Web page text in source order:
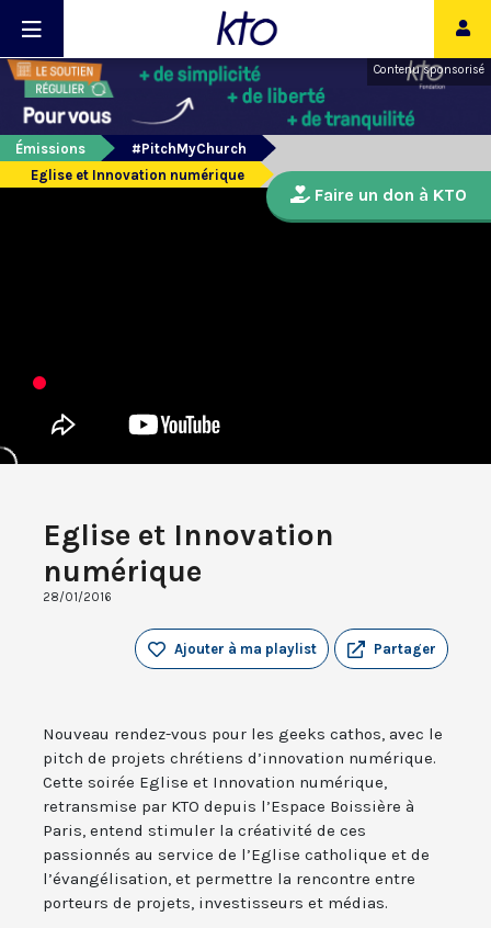
Contenu sponsorisé
Émissions
#PitchMyChurch
Eglise et Innovation numérique
Eglise et Innovation
numérique
28/01/2016
Partager
Ajouter à ma playlist
Nouveau rendez-vous pour les geeks cathos, avec le
pitch de projets chrétiens d’innovation numérique.
Cette soirée Eglise et Innovation numérique,
retransmise par KTO depuis l’Espace Boissière à
Paris, entend stimuler la créativité de ces
passionnés au service de l’Eglise catholique et de
l’évangélisation, et permettre la rencontre entre
porteurs de projets, investisseurs et médias.
Faire un don à KTO